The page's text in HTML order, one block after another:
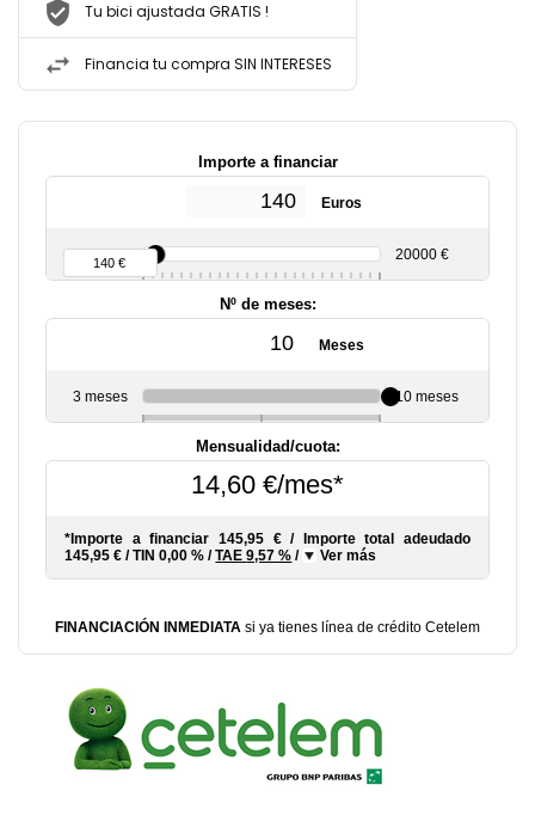
Tu bici ajustada GRATIS !
Financia tu compra SIN INTERESES
Importe a financiar
Euros
90 €
140 € 20000 €
Nº de meses:
Meses
3 meses 10 meses
Mensualidad/cuota:
14,60 €/mes*
*Importe a financiar 145,95 € / Importe total adeudado
145,95 € /TIN0,00 % /TAE9,57 % / Ver más
FINANCIACIÓN INMEDIATA si ya tienes línea de crédito Cetelem